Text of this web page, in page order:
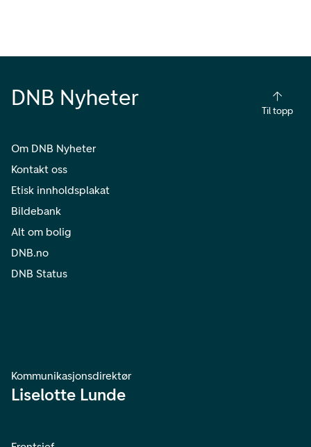
DNB Nyheter
Til topp
Om DNB Nyheter
Kontakt oss
Etisk innholdsplakat
Bildebank
Alt om bolig
DNB.no
DNB Status
Kommunikasjonsdirektør
Liselotte Lunde